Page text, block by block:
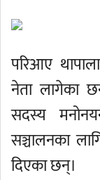
परिआए
नेता लागेका
सदस्य
सञ्चालनका
दिएका छन्।